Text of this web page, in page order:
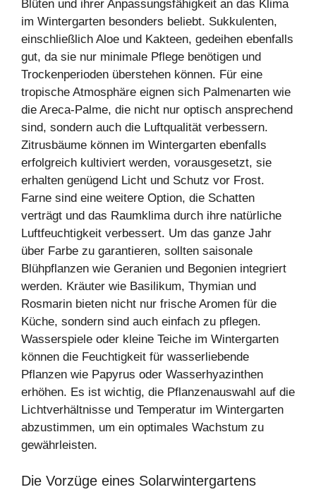
Blüten und ihrer Anpassungsfähigkeit an das Klima
im Wintergarten besonders beliebt. Sukkulenten,
einschließlich Aloe und Kakteen, gedeihen ebenfalls
gut, da sie nur minimale Pflege benötigen und
Trockenperioden überstehen können. Für eine
tropische Atmosphäre eignen sich Palmenarten wie
die Areca-Palme, die nicht nur optisch ansprechend
sind, sondern auch die Luftqualität verbessern.
Zitrusbäume können im Wintergarten ebenfalls
erfolgreich kultiviert werden, vorausgesetzt, sie
erhalten genügend Licht und Schutz vor Frost.
Farne sind eine weitere Option, die Schatten
verträgt und das Raumklima durch ihre natürliche
Luftfeuchtigkeit verbessert. Um das ganze Jahr
über Farbe zu garantieren, sollten saisonale
Blühpflanzen wie Geranien und Begonien integriert
werden. Kräuter wie Basilikum, Thymian und
Rosmarin bieten nicht nur frische Aromen für die
Küche, sondern sind auch einfach zu pflegen.
Wasserspiele oder kleine Teiche im Wintergarten
können die Feuchtigkeit für wasserliebende
Pflanzen wie Papyrus oder Wasserhyazinthen
erhöhen. Es ist wichtig, die Pflanzenauswahl auf die
Lichtverhältnisse und Temperatur im Wintergarten
abzustimmen, um ein optimales Wachstum zu
gewährleisten.
Die Vorzüge eines Solarwintergartens